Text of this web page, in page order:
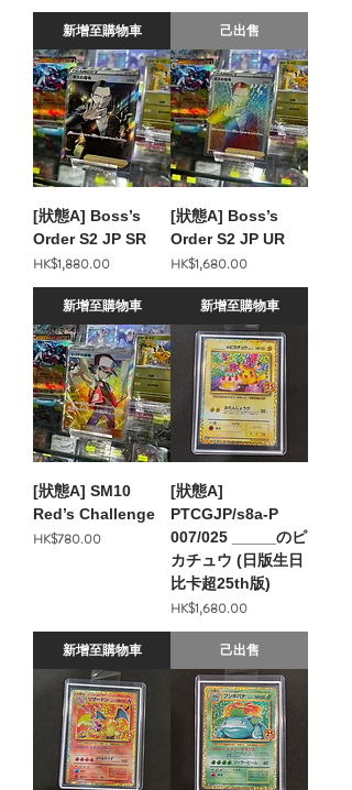
新增至購物車 己出售
[狀態A] Boss’s
Order S2 JP SR
價格
HK$1,880.00
新增至購物車
[狀態A] Boss’s
Order S2 JP UR
價格
HK$1,680.00
新增至購物車
[狀態A] SM10
Red’s Challenge
價格
HK$780.00
新增至購物車
[狀態A]
PTCGJP/s8a-P
007/025 _____のピ
カチュウ (日版生日
比卡超25th版)
價格
HK$1,680.00
己出售